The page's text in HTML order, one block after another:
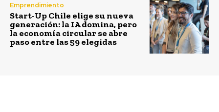
Emprendimiento
Start-Up Chile elige su nueva
generación: la IA domina, pero
la economía circular se abre
paso entre las 59 elegidas